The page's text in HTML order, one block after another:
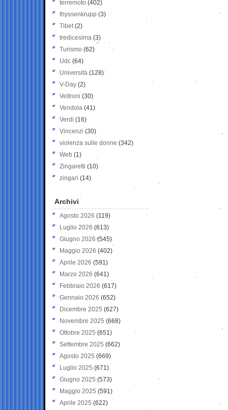
terremoto (402)
thyssenkrupp (3)
Tibet(2)
tredicesima (3)
Turismo (62)
Udc (64)
Università (128)
V-Day (2)
Veltroni (30)
Vendola (41)
Verdi (16)
Vincenzi (30)
violenza sulle donne (342)
Web (1)
Zingaretti (10)
zingari (14)
Archivi
Agosto 2026 (119)
Luglio 2026 (613)
Giugno 2026 (545)
Maggio 2026 (402)
Aprile 2026 (591)
Marzo 2026 (641)
Febbraio 2026 (617)
Gennaio 2026 (652)
Dicembre 2025 (627)
Novembre 2025 (668)
Ottobre 2025 (651)
Settembre 2025 (662)
Agosto 2025 (669)
Luglio 2025 (671)
Giugno 2025 (573)
Maggio 2025 (591)
Aprile 2025 (622)